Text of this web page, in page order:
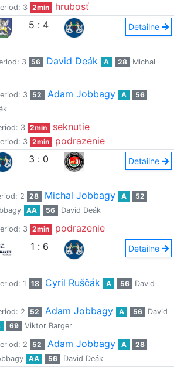
3 2min
hrubosť
5 : 4 Detailne
3 56 David Deák A 28
Michal
3 52 Adam Jobbagy A
56
3 2min seknutie
3 2min
podrazenie
3 : 0 Detailne
2 28 Michal Jobbagy A
52
AA 56 David Deák
3 2min
podrazenie
1 : 6 Detailne
1 18 Cyril Ruščák A 56
David
2 52 Adam Jobbagy A 56
David
69 Viktor Barger
2 52 Adam Jobbagy A
28
AA 56 David Deák